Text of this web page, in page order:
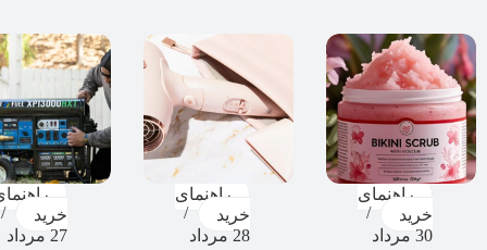
راهنمای
خرید
30 مرداد
راهنمای
خرید
28 مرداد
خرید
27 مرداد